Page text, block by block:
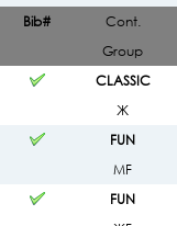
Bib#
Cont.
Group
CLASSIC
Ж
FUN
МF
FUN